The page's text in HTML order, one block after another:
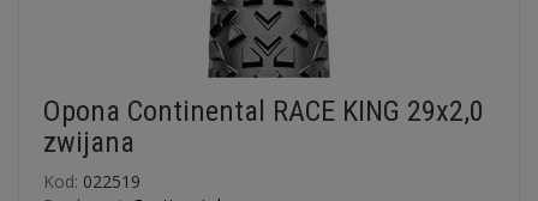
Opona Continental RACE KING 29x2,0
zwijana
Kod: 022519